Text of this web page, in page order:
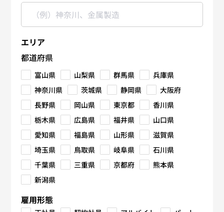
エリア
都道府県
富山県 山梨県 群馬県
兵庫県
神奈川県
茨城県 静岡県
大阪府
長野県
岡山県 東京都
香川県
栃木県
広島県 福井県
山口県
愛知県
福島県 山形県
滋賀県
埼玉県
鳥取県 岐阜県
石川県
千葉県
三重県 京都府
熊本県
新潟県
雇用形態